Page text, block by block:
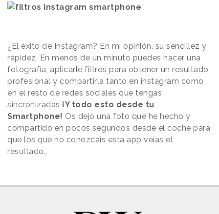
¿El éxito de Instagram? En mi opinión, su sencillez y
rápidez. En menos de un minuto puedes hacer una
fotografía, aplicarle filtros para obtener un resultado
profesional y compartirla tanto en instagram como
en el resto de redes sociales que tengas
sincronizadas ¡Y todo esto desde tu
Smartphone! Os dejo una foto que he hecho y
compartido en pocos segundos desde el coche para
que los que no conozcáis esta app veías el
resultado.